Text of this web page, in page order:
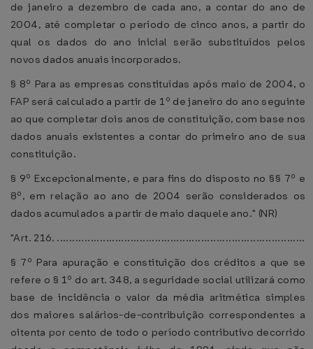
de janeiro a dezembro de cada ano, a contar do ano de
2004, até completar o período de cinco anos, a partir do
qual os dados do ano inicial serão substituídos pelos
novos dados anuais incorporados.
§ 8º Para as empresas constituídas após maio de 2004, o
FAP será calculado a partir de 1º de janeiro do ano seguinte
ao que completar dois anos de constituição, com base nos
dados anuais existentes a contar do primeiro ano de sua
constituição.
§ 9º Excepcionalmente, e para fins do disposto no §§ 7º e
8º, em relação ao ano de 2004 serão considerados os
dados acumulados a partir de maio daquele ano." (NR)
"Art. 216. .................................................................................
§ 7º Para apuração e constituição dos créditos a que se
refere o § 1º do art. 348, a seguridade social utilizará como
base de incidência o valor da média aritmética simples
dos maiores salários-de-contribuição correspondentes a
oitenta por cento de todo o período contributivo decorrido